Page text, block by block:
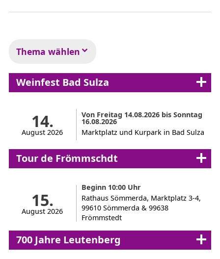
Thema wählen
Weinfest Bad Sulza
14.
August 2026
Von Freitag 14.08.2026 bis Sonntag
16.08.2026
Marktplatz und Kurpark in Bad Sulza
Tour de Frömmschdt
15.
August 2026
Beginn 10:00 Uhr
Rathaus Sömmerda, Marktplatz 3-4,
99610 Sömmerda & 99638
Frömmstedt
700 Jahre Leutenberg